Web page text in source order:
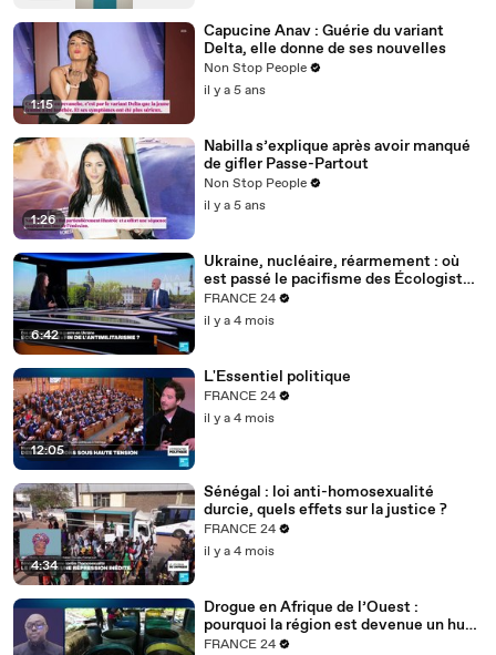
1:15
Capucine Anav : Guérie du variant
Delta, elle donne de ses nouvelles
Non Stop People
il y a 5 ans
1:26
Nabilla s’explique après avoir manqué
de gifler Passe-Partout
Non Stop People
il y a 5 ans
6:42
Ukraine, nucléaire, réarmement : où
est passé le pacifisme des Écologistes
?
FRANCE 24
il y a 4 mois
12:05
L'Essentiel politique
FRANCE 24
il y a 4 mois
4:34
Sénégal : loi anti-homosexualité
durcie, quels effets sur la justice ?
FRANCE 24
il y a 4 mois
Drogue en Afrique de l’Ouest :
pourquoi la région est devenue un hub
mondial
FRANCE 24